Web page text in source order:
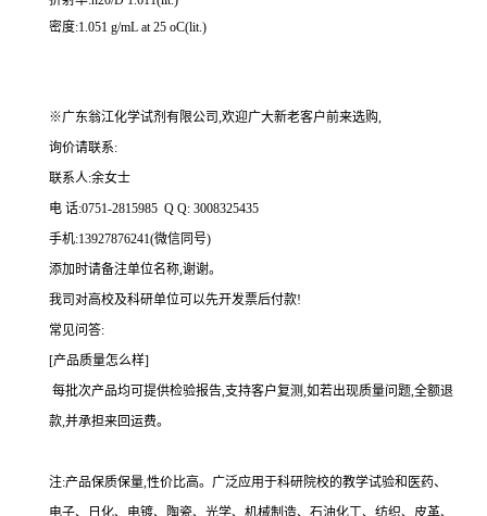
密度:1.051 g/mL at 25 oC(lit.)
※广东翁江化学试剂有限公司,欢迎广大新老客户前来选购,
询价请联系:
联系人:余女士
电 话:0751-2815985 Q Q: 3008325435
手机:13927876241(微信同号)
添加时请备注单位名称,谢谢。
我司对高校及科研单位可以先开发票后付款!
常见问答:
[产品质量怎么样]
每批次产品均可提供检验报告,支持客户复测,如若出现质量问题,全额退
款,并承担来回运费。
注:产品保质保量,性价比高。广泛应用于科研院校的教学试验和医药、
电子、日化、电镀、陶瓷、光学、机械制造、石油化工、纺织、皮革、